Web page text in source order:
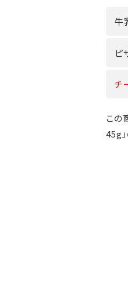
牛
ピ
チ
この
45g